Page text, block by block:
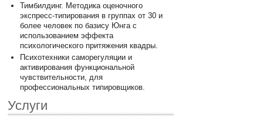
Тимбилдинг. Методика оценочного
экспресс-типирования в группах от 30 и
более человек по базису Юнга с
использованием эффекта
психологического притяжения квадры.
Психотехники саморегуляции и
активирования функциональной
чувствительности, для
профессиональных типировщиков.
Услуги